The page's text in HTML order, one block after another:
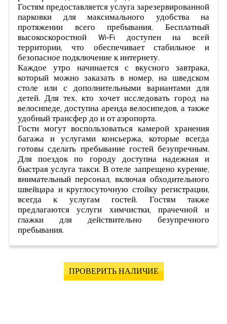
Гостям предоставляется услуга зарезервированной
парковки для максимального удобства на
протяжении всего пребывания. Бесплатный
высокоскоростной Wi-Fi доступен на всей
территории, что обеспечивает стабильное и
безопасное подключение к интернету.
Каждое утро начинается с вкусного завтрака,
который можно заказать в номер, на шведском
столе или с дополнительными вариантами для
детей. Для тех, кто хочет исследовать город на
велосипеде, доступна аренда велосипедов, а также
удобный трансфер до и от аэропорта.
Гости могут воспользоваться камерой хранения
багажа и услугами консьержа, которые всегда
готовы сделать пребывание гостей безупречным.
Для поездок по городу доступна надежная и
быстрая услуга такси. В отеле запрещено курение,
внимательный персонал, включая обходительного
швейцара и круглосуточную стойку регистрации,
всегда к услугам гостей. Гостям также
предлагаются услуги химчистки, прачечной и
глажки для действительно безупречного
пребывания.
ПРОВЕРИТЬ НАЛИЧИЕ